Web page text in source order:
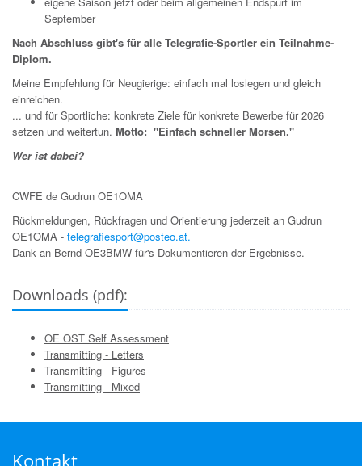
September
Nach Abschluss gibt's für alle Telegrafie-Sportler ein Teilnahme-
Diplom.
Meine Empfehlung für Neugierige: einfach mal loslegen und gleich
einreichen.
... und für Sportliche: konkrete Ziele für konkrete Bewerbe für 2026
setzen und weitertun. Motto: "Einfach schneller Morsen."
Wer ist dabei?
CWFE de Gudrun OE1OMA
Rückmeldungen, Rückfragen und Orientierung jederzeit an Gudrun
OE1OMA - telegrafiesport@posteo.at.
Dank an Bernd OE3BMW für's Dokumentieren der Ergebnisse.
Downloads (pdf):
OE OST Self Assessment
Transmitting - Letters
Transmitting - Figures
Transmitting - Mixed
Kontakt